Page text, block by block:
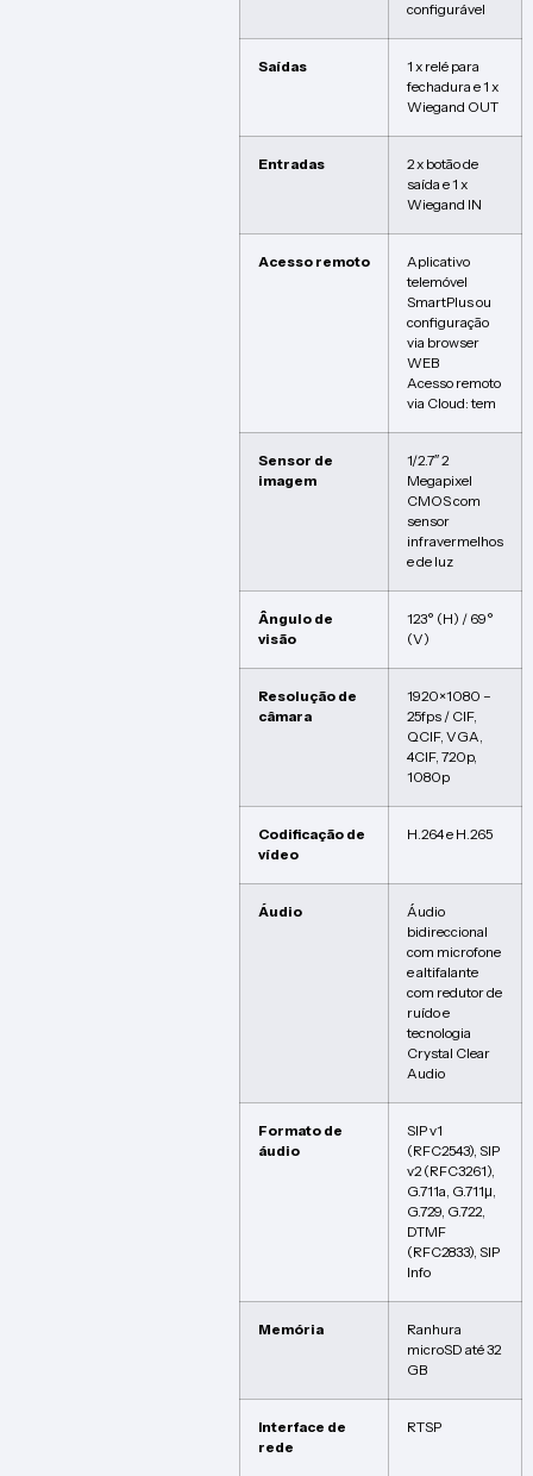
configurável
Saídas
1 x relé para
fechadura e 1 x
Wiegand OUT
Entradas
2 x botão de
saída e 1 x
Wiegand IN
Acesso remoto
Aplicativo
telemóvel
SmartPlus ou
configuração
via browser
WEB
Acesso remoto
via Cloud: tem
Sensor de
imagem
1/2.7″ 2
Megapixel
CMOS com
sensor
infravermelhos
e de luz
Ângulo de
visão
123° (H) / 69°
(V)
Resolução de
câmara
1920×1080 –
25fps / CIF,
QCIF, VGA,
4CIF, 720p,
1080p
Codificação de
vídeo
H.264 e H.265
Áudio
Áudio
bidireccional
com microfone
e altifalante
com redutor de
ruído e
tecnologia
Crystal Clear
Audio
Formato de
áudio
SIP v1
(RFC2543), SIP
v2 (RFC3261),
G.711a, G.711μ,
G.729, G.722,
DTMF
(RFC2833), SIP
Info
Memória
Ranhura
microSD até 32
GB
Interface de
rede
RTSP